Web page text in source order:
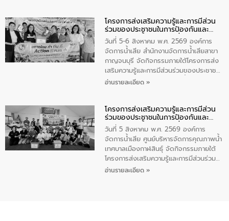
นโยบาย “มหาดไทย ทำ ทัน ที Action 5
PLUS” โดยจัดอบรมให้ความรู้แก่ประชาชน
และนักเรียน เพื่อส่งเสริมความรู้ด้านการ
จัดการน้ำเสียและสร้างจิตสำนึกในการ
อนุรักษ์สิ่งแวดล้อม ในหัวข้อ “น้ำเสียชุมชน
และการบำบัดน้ำเสียเบื้องต้น” โดยให้ความรู้
เกี่ยวกับสาเหตุและผลกระทบของน้ำเสีย
ณ เทศบาลตำบลบางเลน จังหวัดนครปฐม
โครงการส่งเสริมความรู้และการมีส่วน
ร่วมของประชาชนในการป้องกันและ
แก้ไขปัญหาน้ำเสียอย่างยั่งยืน
วันที่ 5-6 สิงหาคม พ.ศ. 2569 องค์การ
จัดการน้ำเสีย สำนักงานจัดการน้ำเสียสาขา
กาญจนบุรี จัดกิจกรรมภายใต้โครงการส่ง
เสริมความรู้และการมีส่วนร่วมของประชาชน
ในการป้องกันและแก้ไขปัญหาน้ำเสียอย่าง
นักเรียนชั้นมัธยมต้น โรงเรียนเทศบาล 5
(กระดาษไทยอนุเคราะห์), นักศึกษาชั้น ปวช.
1 วิทยาลัยเทคนิคกาญจนบุรี, ผู้นำชุมชนบ้าน
เหนือ 2 และชุมชนซอยโรงน้ำแข็ง ในเขต
เทศบาลเมืองกาญจนบุรี เพื่อส่งเสริมความรู้
ด้านการจัดการน้ำเสีย การบำบัดน้ำเสียเบื้อง
ต้นในครัวเรือน และสร้างจิตสำนึกในการ
อ่านรายละเอียด »
โครงการส่งเสริมความรู้และการมีส่วน
ร่วมของประชาชนในการป้องกันและ
แก้ไขปัญหาน้ำเสียอย่างยั่งยืน
วันที่ 5 สิงหาคม พ.ศ. 2569 องค์การ
จัดการน้ำเสีย ศูนย์บริหารจัดการคุณภาพน้ำ
เทศบาลเมืองกาฬสินธุ์ จัดกิจกรรมภายใต้
โครงการส่งเสริมความรู้และการมีส่วนร่วม
ของประชาชนในการป้องกันและแก้ไขปัญหา
อ่านรายละเอียด »